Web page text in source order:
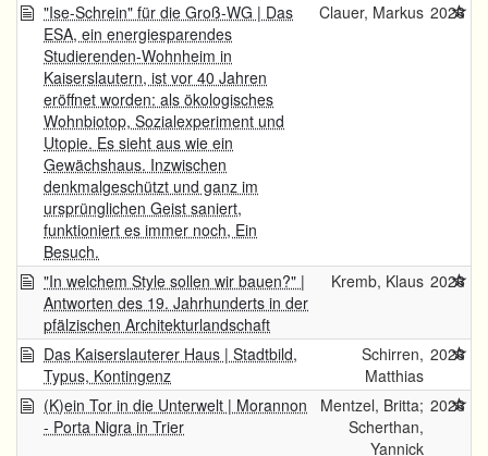
"Ise-Schrein" für die Groß-WG | Das
ESA, ein energiesparendes
Studierenden-Wohnheim in
Kaiserslautern, ist vor 40 Jahren
eröffnet worden: als ökologisches
Wohnbiotop, Sozialexperiment und
Utopie. Es sieht aus wie ein
Gewächshaus. Inzwischen
denkmalgeschützt und ganz im
ursprünglichen Geist saniert,
funktioniert es immer noch, Ein
Besuch.
Clauer, Markus 2026
"In welchem Style sollen wir bauen?" |
Antworten des 19. Jahrhunderts in der
pfälzischen Architekturlandschaft
Kremb, Klaus 2026
Das Kaiserslauterer Haus | Stadtbild,
Typus, Kontingenz
Schirren,
Matthias
2026
(K)ein Tor in die Unterwelt | Morannon
- Porta Nigra in Trier
Mentzel, Britta;
Scherthan,
Yannick
2026